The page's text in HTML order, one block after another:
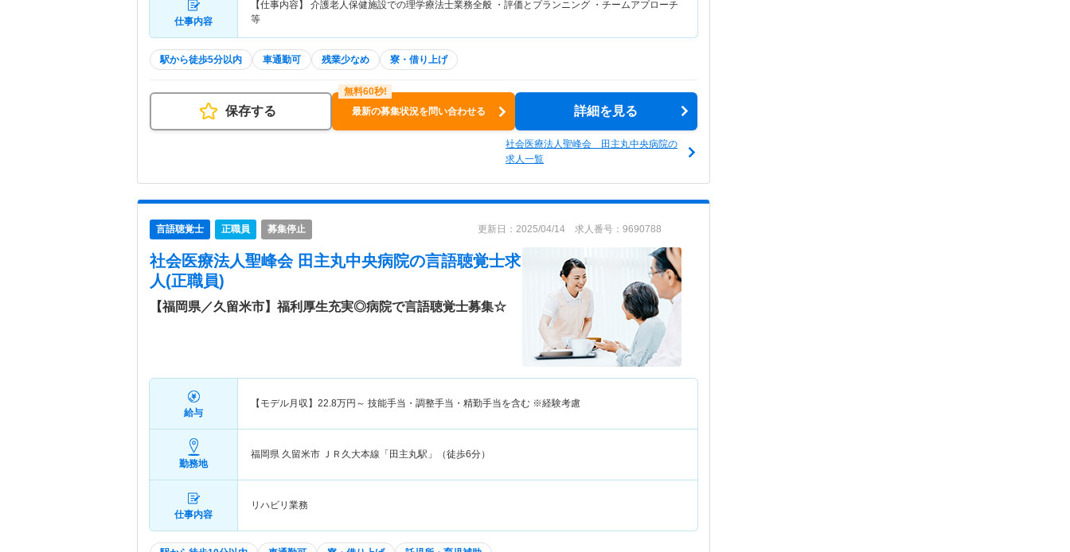
仕事内容
【仕事内容】 介護老人保健施設での理学療法士業務全般 ・評価とプランニング ・チームアプローチ
等
駅から徒歩5分以内 車通勤可 残業少なめ 寮・借り上げ
保存する 最新の募集状況を問い合わせる 詳細を見る
社会医療法人聖峰会 田主丸中央病院の
求人一覧
言語聴覚士 正職員 募集停止 更新日：2025/04/14 求人番号：9690788
社会医療法人聖峰会 田主丸中央病院の言語聴覚士求
人(正職員)
【福岡県／久留米市】福利厚生充実◎病院で言語聴覚士募集☆
給与
【モデル月収】 22.8万円～ 技能手当・調整手当・精勤手当を含む ※経験考慮
勤務地
福岡県 久留米市 ＪＲ久大本線「田主丸駅」（徒歩6分）
仕事内容
リハビリ業務